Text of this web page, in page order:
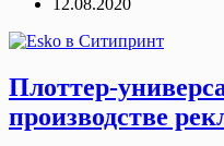
Плоттер-
производстве